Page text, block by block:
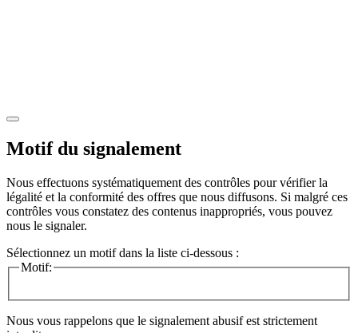
Motif du signalement
Nous effectuons systématiquement des contrôles pour vérifier la
légalité et la conformité des offres que nous diffusons. Si malgré ces
contrôles vous constatez des contenus inappropriés, vous pouvez
nous le signaler.
Sélectionnez un motif dans la liste ci-dessous :
Motif:
Nous vous rappelons que le signalement abusif est strictement